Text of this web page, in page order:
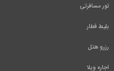
تور مسافرتی
بلیط قطار
رزرو هتل
اجاره ویلا